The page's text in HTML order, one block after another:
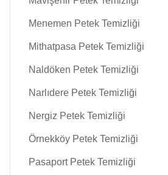
Menemen Petek Temizliği
Mithatpasa Petek Temizliği
Naldöken Petek Temizliği
Narlıdere Petek Temizliği
Nergiz Petek Temizliği
Örnekköy Petek Temizliği
Pasaport Petek Temizliği